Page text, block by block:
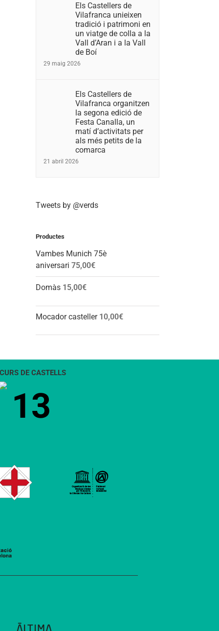
Els Castellers de
Vilafranca unieixen
tradició i patrimoni en
un viatge de colla a la
Vall d’Aran i a la Vall
de Boí
29 maig 2026
Els Castellers de
Vilafranca organitzen
la segona edició de
Festa Canalla, un
matí d’activitats per
als més petits de la
comarca
21 abril 2026
Tweets by @verds
Productes
Vambes Munich 75è
aniversari 75,00€
Domàs 15,00€
Mocador casteller 10,00€
DE CASTELLS
13